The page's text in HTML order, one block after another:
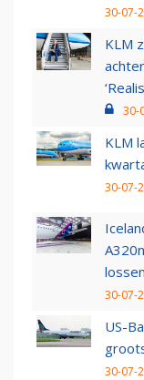
30-07-
KLM
30-
KLM
30-07-
lossen
30-07-
US-
30-07-